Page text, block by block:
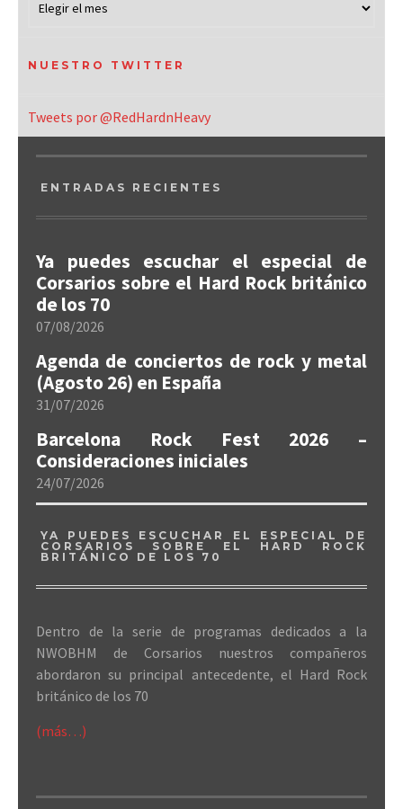
NUESTRO TWITTER
Tweets por @RedHardnHeavy
ENTRADAS RECIENTES
Ya puedes escuchar el especial de
Corsarios sobre el Hard Rock británico
de los 70
07/08/2026
Agenda de conciertos de rock y metal
(Agosto 26) en España
31/07/2026
Barcelona Rock Fest 2026 –
Consideraciones iniciales
24/07/2026
YA PUEDES ESCUCHAR EL ESPECIAL DE
CORSARIOS SOBRE EL HARD ROCK
BRITÁNICO DE LOS 70
Dentro de la serie de programas dedicados a la
NWOBHM de Corsarios nuestros compañeros
abordaron su principal antecedente, el Hard Rock
británico de los 70
(más…)